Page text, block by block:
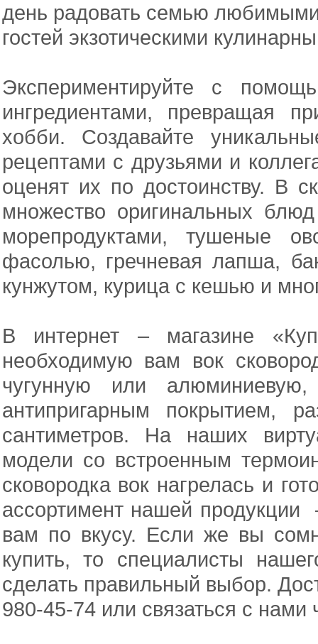
день радовать семью
гостей экзотическими
Экспериментируйте с
ингредиентами, превращая
хобби. Создавайте
рецептами с друзьями и
оценят их по достоинству. В
множество оригинальных
морепродуктами, тушеные
фасолью, гречневая лапша,
кунжутом, курица с кешью и
В интернет – магазине
необходимую вам вок
чугунную или
антипригарным покрытием,
сантиметров. На наших
модели со встроенным
сковородка вок нагрелась и
ассортимент нашей
вам по вкусу. Если же вы
купить, то специалисты
сделать правильный выбор.
980-45-74 или связаться с нами